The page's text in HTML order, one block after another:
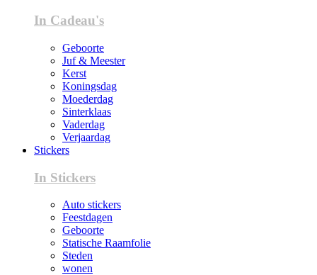
In Cadeau's
Geboorte
Juf & Meester
Kerst
Koningsdag
Moederdag
Sinterklaas
Vaderdag
Verjaardag
Stickers
In Stickers
Auto stickers
Feestdagen
Geboorte
Statische Raamfolie
Steden
wonen